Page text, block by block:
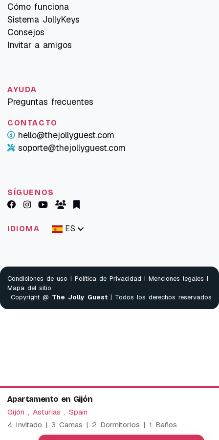
Apartamento en Gijón
Gijón , Asturias , Spain
4 Invitado | 3 Camas | 2 Dormitorios | 1 Baños
Cómo funciona
Sistema JollyKeys
Consejos
Invitar a amigos
AYUDA
Preguntas frecuentes
CONTACTO
hello@thejollyguest.com
soporte@thejollyguest.com
SÍGUENOS
IDIOMA ES
Condiciones de uso | Política de Privacidad | Menciones legales |
Mapa del sitio
Copyright @ The Jolly Guest | Todos los derechos reservados
We use cookies to provide our services. By using this